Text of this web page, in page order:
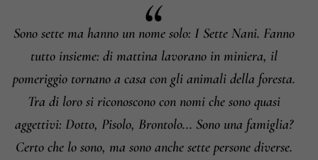
Informazioni su cambi e resi
Sono sette ma hanno un nome solo: I Sette Nani. Fanno
tutto insieme: di mattina lavorano in miniera, il
pomeriggio tornano a casa con gli animali della foresta.
Tra di loro si riconoscono con nomi che sono quasi
aggettivi: Dotto, Pisolo, Brontolo... Sono una famiglia?
Certo che lo sono, ma sono anche sette persone diverse.